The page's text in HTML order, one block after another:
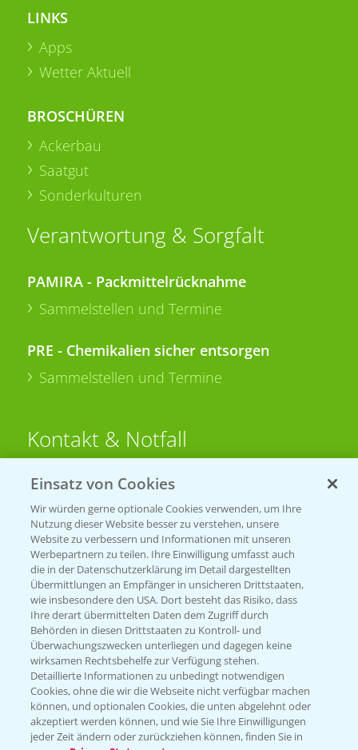
LINKS
Apps
Wetter Aktuell
BROSCHÜREN
Ackerbau
Saatgut
Sonderkulturen
Verantwortung & Sorgfalt
PAMIRA - Packmittelrücknahme
Sammelstellen und Termine
PRE - Chemikalien sicher entsorgen
Sammelstellen und Termine
Kontakt & Notfall
Beratung auf WhatsApp
T.+49 (0)174 346 564 1
KONTAKT
Hilfe in Notfällen
T.+49 (0)214/30-20220
Einsatz von Cookies
Wir würden gerne optionale Cookies verwenden, um Ihre
Nutzung dieser Website besser zu verstehen, unsere
Website zu verbessern und Informationen mit unseren
Werbepartnern zu teilen. Ihre Einwilligung umfasst auch
die in der Datenschutzerklärung im Detail dargestellten
Übermittlungen an Empfänger in unsicheren Drittstaaten,
wie insbesondere den USA. Dort besteht das Risiko, dass
Ihre derart übermittelten Daten dem Zugriff durch
Behörden in diesen Drittstaaten zu Kontroll- und
Überwachungszwecken unterliegen und dagegen keine
wirksamen Rechtsbehelfe zur Verfügung stehen.
Detaillierte Informationen zu unbedingt notwendigen
Cookies, ohne die wir die Webseite nicht verfügbar machen
können, und optionalen Cookies, die unten abgelehnt oder
akzeptiert werden können, und wie Sie Ihre Einwilligungen
jeder Zeit ändern oder zurückziehen können, finden Sie in